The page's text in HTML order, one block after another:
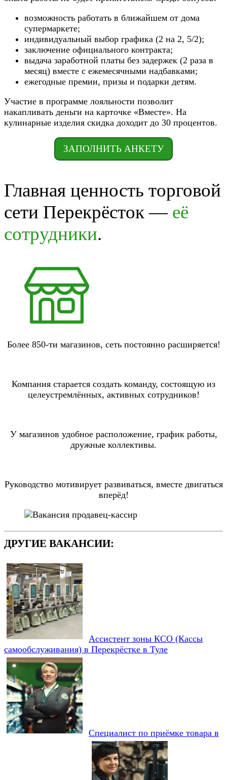
возможность работать в ближайшем от дома
супермаркете;
индивидуальный выбор графика (2 на 2, 5/2);
заключение официального контракта;
выдача заработной платы без задержек (2 раза в
месяц) вместе с ежемесячными надбавками;
ежегодные премии, призы и подарки детям.
Участие в программе лояльности позволит
накапливать деньги на карточке «Вместе». На
кулинарные изделия скидка доходит до 30 процентов.
ЗАПОЛНИТЬ АНКЕТУ
Главная ценность торговой
сети Перекрёсток — её
сотрудники.
Более 850-ти магазинов, сеть постоянно расширяется!
Компания старается создать команду, состоящую из
целеустремлённых, активных сотрудников!
У магазинов удобное расположение, график работы,
дружные коллективы.
Руководство мотивирует развиваться, вместе двигаться
вперёд!
ДРУГИЕ ВАКАНСИИ:
Ассистент зоны КСО (Кассы
самообслуживания) в Перекрёстке в Туле
Специалист по приёмке товара в